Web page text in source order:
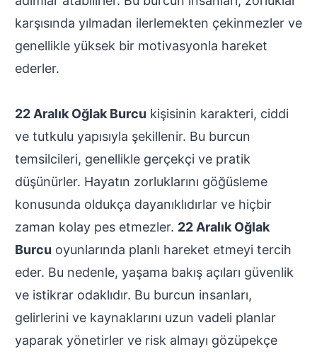
karşısında yılmadan ilerlemekten çekinmezler ve
genellikle yüksek bir motivasyonla hareket
ederler.
22 Aralık Oğlak Burcu kişisinin karakteri, ciddi
ve tutkulu yapısıyla şekillenir. Bu burcun
temsilcileri, genellikle gerçekçi ve pratik
düşünürler. Hayatın zorluklarını göğüsleme
konusunda oldukça dayanıklıdırlar ve hiçbir
zaman kolay pes etmezler. 22 Aralık Oğlak
Burcu oyunlarında planlı hareket etmeyi tercih
eder. Bu nedenle, yaşama bakış açıları güvenlik
ve istikrar odaklıdır. Bu burcun insanları,
gelirlerini ve kaynaklarını uzun vadeli planlar
yaparak yönetirler ve risk almayı gözüpekçe